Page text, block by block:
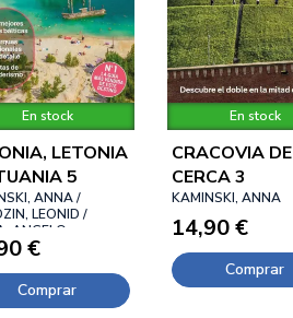
En stock
LETONIA
5
ANNA /
LEONID /
ANGELO
€
Comprar
En stock
CRACOVIA DE
CERCA 3
KAMINSKI, ANNA
14,90 €
Comprar